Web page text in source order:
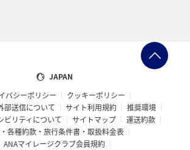
ードをご確認のうえ支払い選択画面
年5月12日～2027年2月26日
期間
5月13日～2027年2月27日
空港
港
JAPAN
バシーポリシー
クッキーポリシー
部送信について
サイト利用規約
推奨環境
ビリティについて
サイトマップ
運送約款
各種約款・旅行条件書・取扱料金表
ANAマイレージクラブ会員規約